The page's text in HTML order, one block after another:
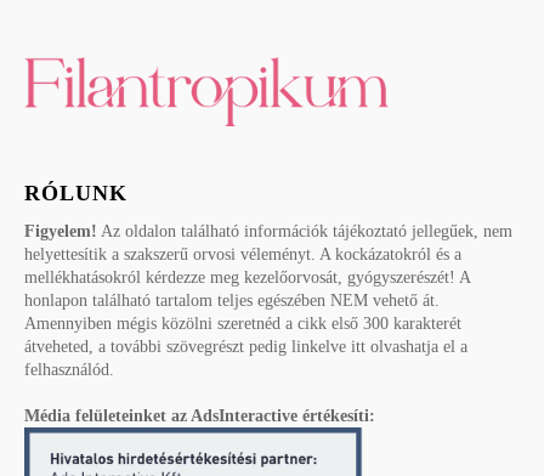
RÓLUNK
Figyelem! Az oldalon található információk tájékoztató jellegűek, nem
helyettesítik a szakszerű orvosi véleményt. A kockázatokról és a
mellékhatásokról kérdezze meg kezelőorvosát, gyógyszerészét! A
honlapon található tartalom teljes egészében NEM vehető át.
Amennyiben mégis közölni szeretnéd a cikk első 300 karakterét
átveheted, a további szövegrészt pedig linkelve itt olvashatja el a
felhasználód.
Média felületeinket az AdsInteractive értékesíti: